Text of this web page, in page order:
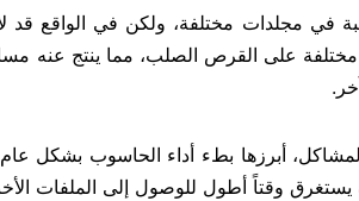
في مجلدات مختلفة، ولكن في الواقع قد
على القرص الصلب، مما ينتج عنه
أبرزها بطء أداء الحاسوب بشكل
يستغرق وقتاً أطول للوصول إلى الملفات